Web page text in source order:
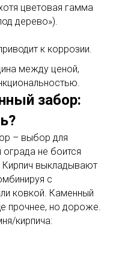
цветовая гамма
дерево»).
к коррозии.
между ценой,
забор:
– выбор для
не боится
Кирпич выкладывают
с
ковкой. Каменный
прочнее, но дороже.
кирпича: